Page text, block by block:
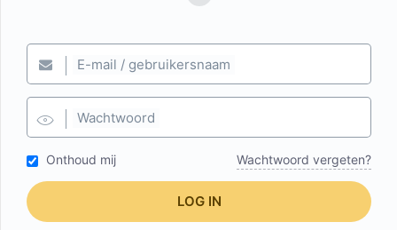
E-mail / gebruikersnaam
Wachtwoord
Onthoud mij Wachtwoord vergeten?
LOG IN